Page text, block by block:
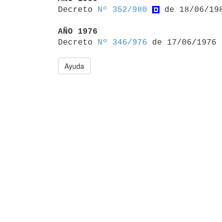
Decreto
Nº 352/980 de 18/06/
AÑO 1976
Decreto
Nº 346/976
Ayuda